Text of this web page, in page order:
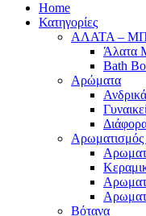
Home
Κατηγορίες
ΑΛΑΤΑ –
Άλατα
Bath
Αρώματα
Βότανα